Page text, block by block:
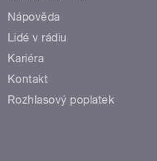
Nápověda
Lidé v rádiu
Kariéra
Kontakt
Rozhlasový poplatek